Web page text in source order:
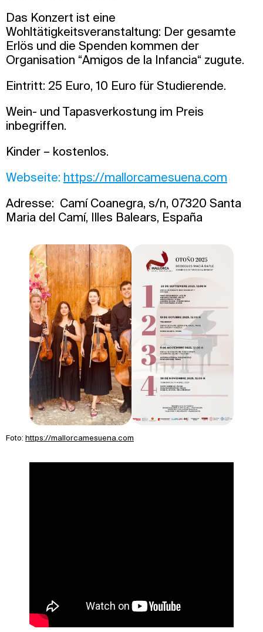
Das Konzert ist eine
Wohltätigkeitsveranstaltung: Der gesamte
Erlös und die Spenden kommen der
Organisation “Amigos de la Infancia“ zugute.
Eintritt: 25 Euro, 10 Euro für Studierende.
Wein- und Tapasverkostung im Preis
inbegriffen.
Kinder – kostenlos.
Webseite: https://mallorcamesuena.com
Adresse: Camí Coanegra, s/n, 07320 Santa
Maria del Camí, Illes Balears, España
Foto: https://mallorcamesuena.com